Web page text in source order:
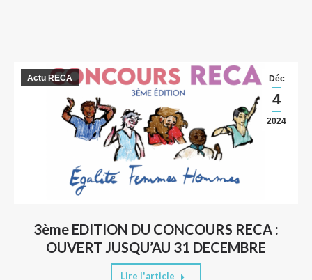
3ème EDITION DU CONCOURS RECA :
OUVERT JUSQU’AU 31 DECEMBRE
Déc
4
2024
Actu RECA
Lire l'article